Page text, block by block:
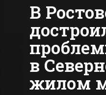
В
в
жилом